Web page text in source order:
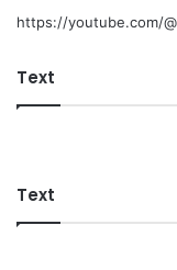
https://youtube.com/
Text
Text